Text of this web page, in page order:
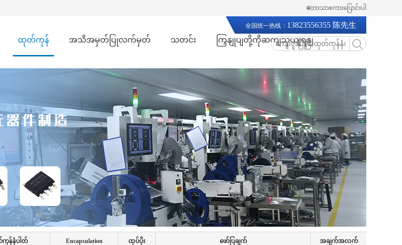
🌐ဘာသာစကားပြောင်းပါ
ထုတ်ကုန် အသိအမှတ်ပြုလက်မှတ် သတင်း ကြှနျုပျတို့ကိုဆကျသှယျရနျ
全国统一热线： 13823556355 陈先生
န်နံပါတ် Encapsulation ထုပ်ပိုး ဖော်ပြချက်
အချက်အလက်